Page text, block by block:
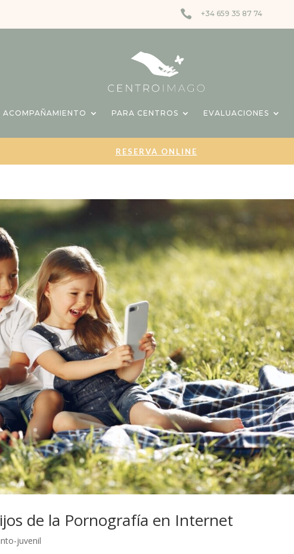
 +34 659 35 87 74
ACOMPAÑAMIENTO PARA CENTROS EVALUACIONES
RESERVA ONLINE
de la Pornografía en Internet
juvenil